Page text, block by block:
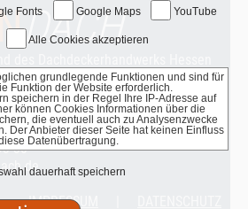
DACH
65
30
IMPRESSUM
Fonts Google Maps YouTube
Alle Cookies akzeptieren
grundlegende Funktionen und sind für
Funktion der Website erforderlich.
speichern in der Regel Ihre IP-Adresse auf
können Cookies Informationen über die
die eventuell auch zu Analysenzwecke
Der Anbieter dieser Seite hat keinen Einfluss
Datenübertragung.
dauerhaft speichern